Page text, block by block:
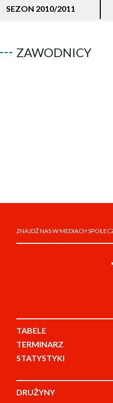
SEZON 2010/2011
ZAWODNICY
ZNAJDŹ NAS W MEDIACH
TABELE
TERMINARZ
STATYSTYKI
DRUŻYNY